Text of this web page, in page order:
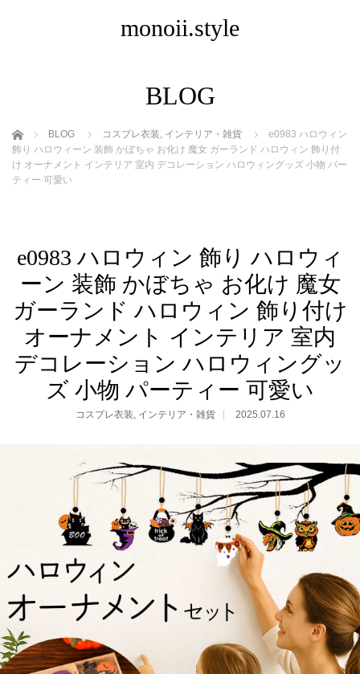
monoii.style
BLOG
ホーム BLOG コスプレ衣装, インテリア・雑貨
e0983 ハロウィン
飾り ハロウィーン 装飾 かぼちゃ お化け 魔女 ガーランド ハロウィン 飾り付
け オーナメント インテリア 室内 デコレーション ハロウィングッズ 小物 パー
ティー 可愛い
e0983 ハロウィン 飾り ハロウィ
ーン 装飾 かぼちゃ お化け 魔女
ガーランド ハロウィン 飾り付け
オーナメント インテリア 室内
デコレーション ハロウィングッ
ズ 小物 パーティー 可愛い
コスプレ衣装, インテリア・雑貨 2025.07.16